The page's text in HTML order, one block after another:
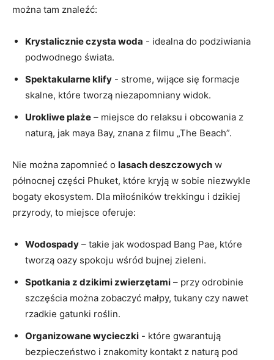
⁣można tam‌ znaleźć:
Krystalicznie ​czysta woda -‌ idealna do‍ podziwiania‌
podwodnego⁢ świata.
Spektakularne ‌klify ‌- strome, wijące się formacje⁤
skalne, które tworzą​ niezapomniany widok.
Urokliwe plaże – miejsce do relaksu i obcowania z
naturą, ​jak maya Bay, znana z filmu „The Beach”.
Nie można ⁢zapomnieć o⁢ lasach deszczowych w
północnej części Phuket, które kryją w⁢ sobie niezwykle
bogaty ekosystem. Dla miłośników trekkingu i dzikiej
przyrody, to miejsce oferuje:
Wodospady – takie jak wodospad Bang Pae, ⁣które
‍tworzą oazy⁢ spokoju wśród bujnej zieleni.
Spotkania ​z dzikimi zwierzętami – ⁢przy odrobinie​
szczęścia‍ można ⁤zobaczyć⁢ małpy, tukany czy nawet
rzadkie gatunki roślin.
Organizowane wycieczki -‌ które ⁢gwarantują
bezpieczeństwo i znakomity kontakt z naturą ⁤pod